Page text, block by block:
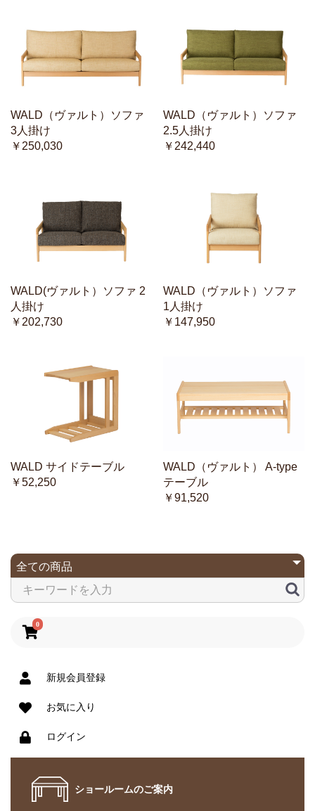
0
新規会員登録
お気に入り
ログイン
ショールームのご案内
WALD（ヴァルト）ソファ
3人掛け
￥250,030
WALD（ヴァルト）ソファ
2.5人掛け
￥242,440
WALD(ヴァルト）ソファ 2
人掛け
￥202,730
WALD（ヴァルト）ソファ
1人掛け
￥147,950
WALD サイドテーブル
￥52,250
WALD（ヴァルト） A-type
テーブル
￥91,520